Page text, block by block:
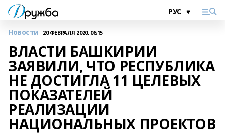
Новости 20 ФЕВРАЛЯ 2020, 06:15
ВЛАСТИ БАШКИРИИ
ЗАЯВИЛИ, ЧТО РЕСПУБЛИКА
НЕ ДОСТИГЛА 11 ЦЕЛЕВЫХ
ПОКАЗАТЕЛЕЙ
РЕАЛИЗАЦИИ
НАЦИОНАЛЬНЫХ ПРОЕКТОВ